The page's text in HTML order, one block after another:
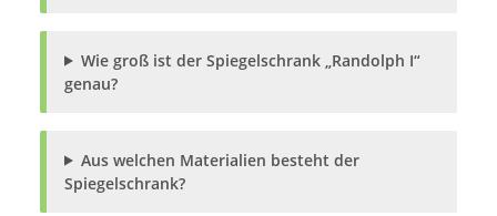
Wie groß ist der Spiegelschrank „Randolph I“
genau?
Aus welchen Materialien besteht der
Spiegelschrank?